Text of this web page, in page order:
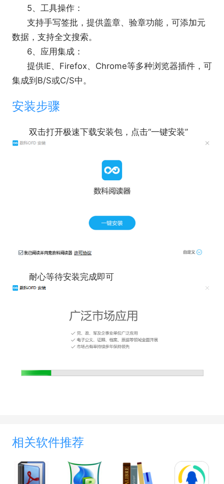
独创的控制技术
数科独有的脚本事件源技术，允许应用系统监控
插件大部分内部操作事件，并在一定程度上干预内部
功能操作流程。基于这一技术，应用系统可实现实时
打印控制，监控或关闭本地保存功能，并可对操作记
种加密方式和算法。通过将加密手段与用户、特定设
备绑定，可实现文件的阅读终端绑定(只在某台计算机
开)以及地理区域绑定(只在某个大楼或工作区域内可
面向应用集成和跨平台
设计的，极其适于嵌入各种应用系统，具有完善的集
5、工具操作：
支持手写签批，提供盖章、验章功能，可添加元
数据，支持全文搜索。
6、应用集成：
提供IE、Firefox、Chrome等多种浏览器插件，可
集成到B/S或C/S中。
安装步骤
双击打开极速下载安装包，点击“一键安装”
耐心等待安装完成即可
相关软件推荐